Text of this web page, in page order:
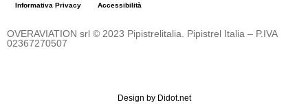
OVERAVIATION srl © 2023 Pipistrelitalia. Pipistrel Italia – P.IVA
02367270507
Informativa Privacy Accessibilità
Design by Didot.net